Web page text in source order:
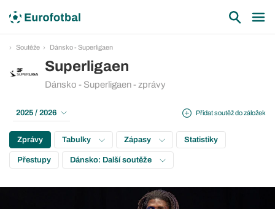
Soutěže Dánsko - Superligaen
Superligaen
Dánsko - Superligaen - zprávy
Přidat soutěž do záložek
2025 / 2026
Zprávy Tabulky Zápasy Statistiky
Přestupy Dánsko: Další soutěže